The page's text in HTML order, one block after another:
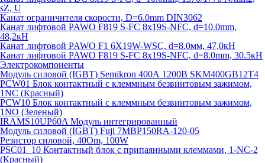
sZ, U
Канат ограничителя скорости, D=6.0mm DIN3062
Канат лифтовой PAWO F819 S-FC 8х19S-NFC, d=10.0mm,
48,2кН
Канат лифтовой PAWO F1 6X19W-WSC, d=8.0мм, 47,0кН
Канат лифтовой PAWO F819 S-FC 8х19S-NFC, d=8.0mm, 30.5кН
Электрокомпоненты
Модуль силовой (IGBT) Semikron 400А 1200В SKM400GB12T4
PCW01 Блок контактный с клеммным безвинтовым зажимом,
1NC (Красный)
PCW10 Блок контактный с клеммным безвинтовым зажимом,
1NO (Зеленый)
IRAMS10UP60A Модуль интегрированный
Модуль силовой (IGBT) Fuji 7MBP150RA-120-05
Резистор силовой, 40Om, 100W
PSC01_10 Контактный блок с припаянными клеммами, 1-NC-2
(Красный)